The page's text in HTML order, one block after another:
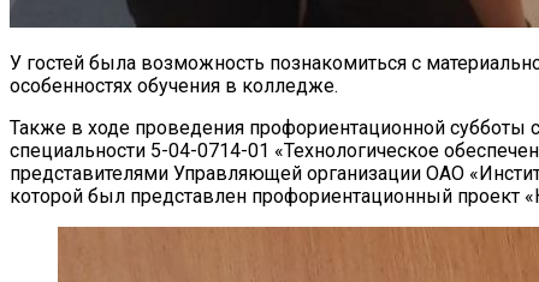
У гостей была возможность познакомиться с
особенностях обучения в колледже.
Также в ходе проведения профориентационной субботы
специальности 5-04-0714-01 «Технологическое
представителями Управляющей организации ОАО
которой был представлен профориентационный проект